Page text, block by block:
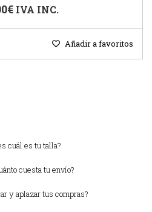
€ IVA INC.
Añadir a favoritos
cuál es tu talla?
cuesta tu envío?
y aplazar tus compras?